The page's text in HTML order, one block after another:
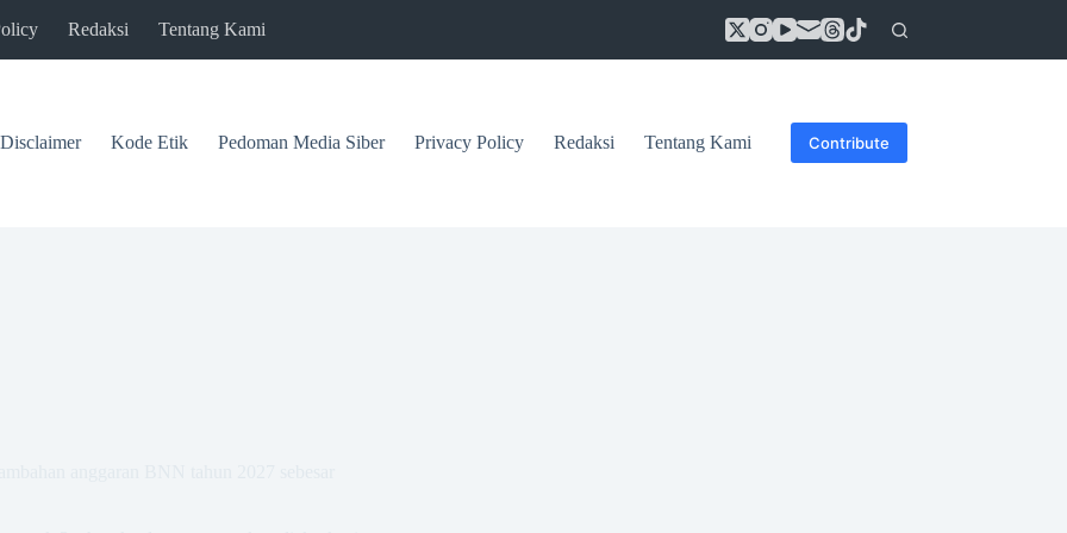
Redaksi Tentang Kami
Disclaimer Kode Etik Pedoman Media Siber Privacy Policy Redaksi Tentang Kami Contribute